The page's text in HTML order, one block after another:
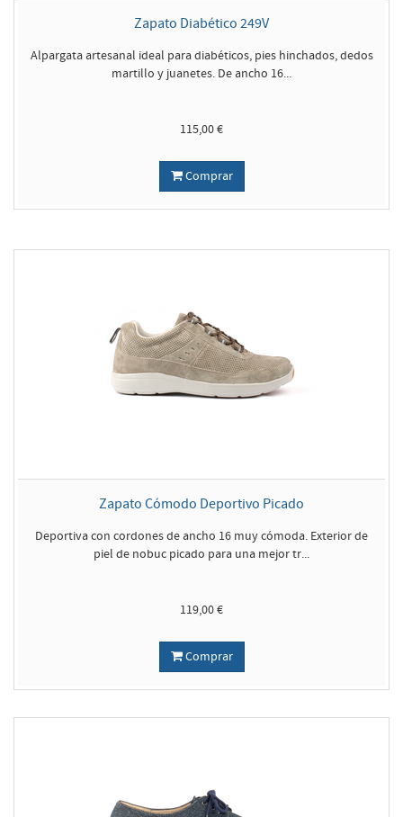
Zapato Diabético 249V
Alpargata artesanal ideal para diabéticos, pies hinchados, dedos
martillo y juanetes. De ancho 16...
115,00 €
Comprar
Zapato Cómodo Deportivo Picado
Deportiva con cordones de ancho 16 muy cómoda. Exterior de
piel de nobuc picado para una mejor tr...
119,00 €
Comprar